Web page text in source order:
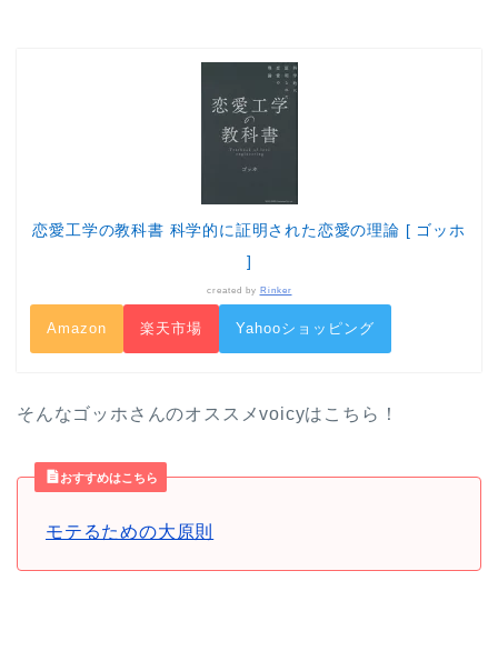
恋愛工学の教科書 科学的に証明された恋愛の理論 [ ゴッホ
]
created by Rinker
Amazon 楽天市場 Yahooショッピング
そんなゴッホさんのオススメvoicyはこちら！
おすすめはこちら
モテるための大原則